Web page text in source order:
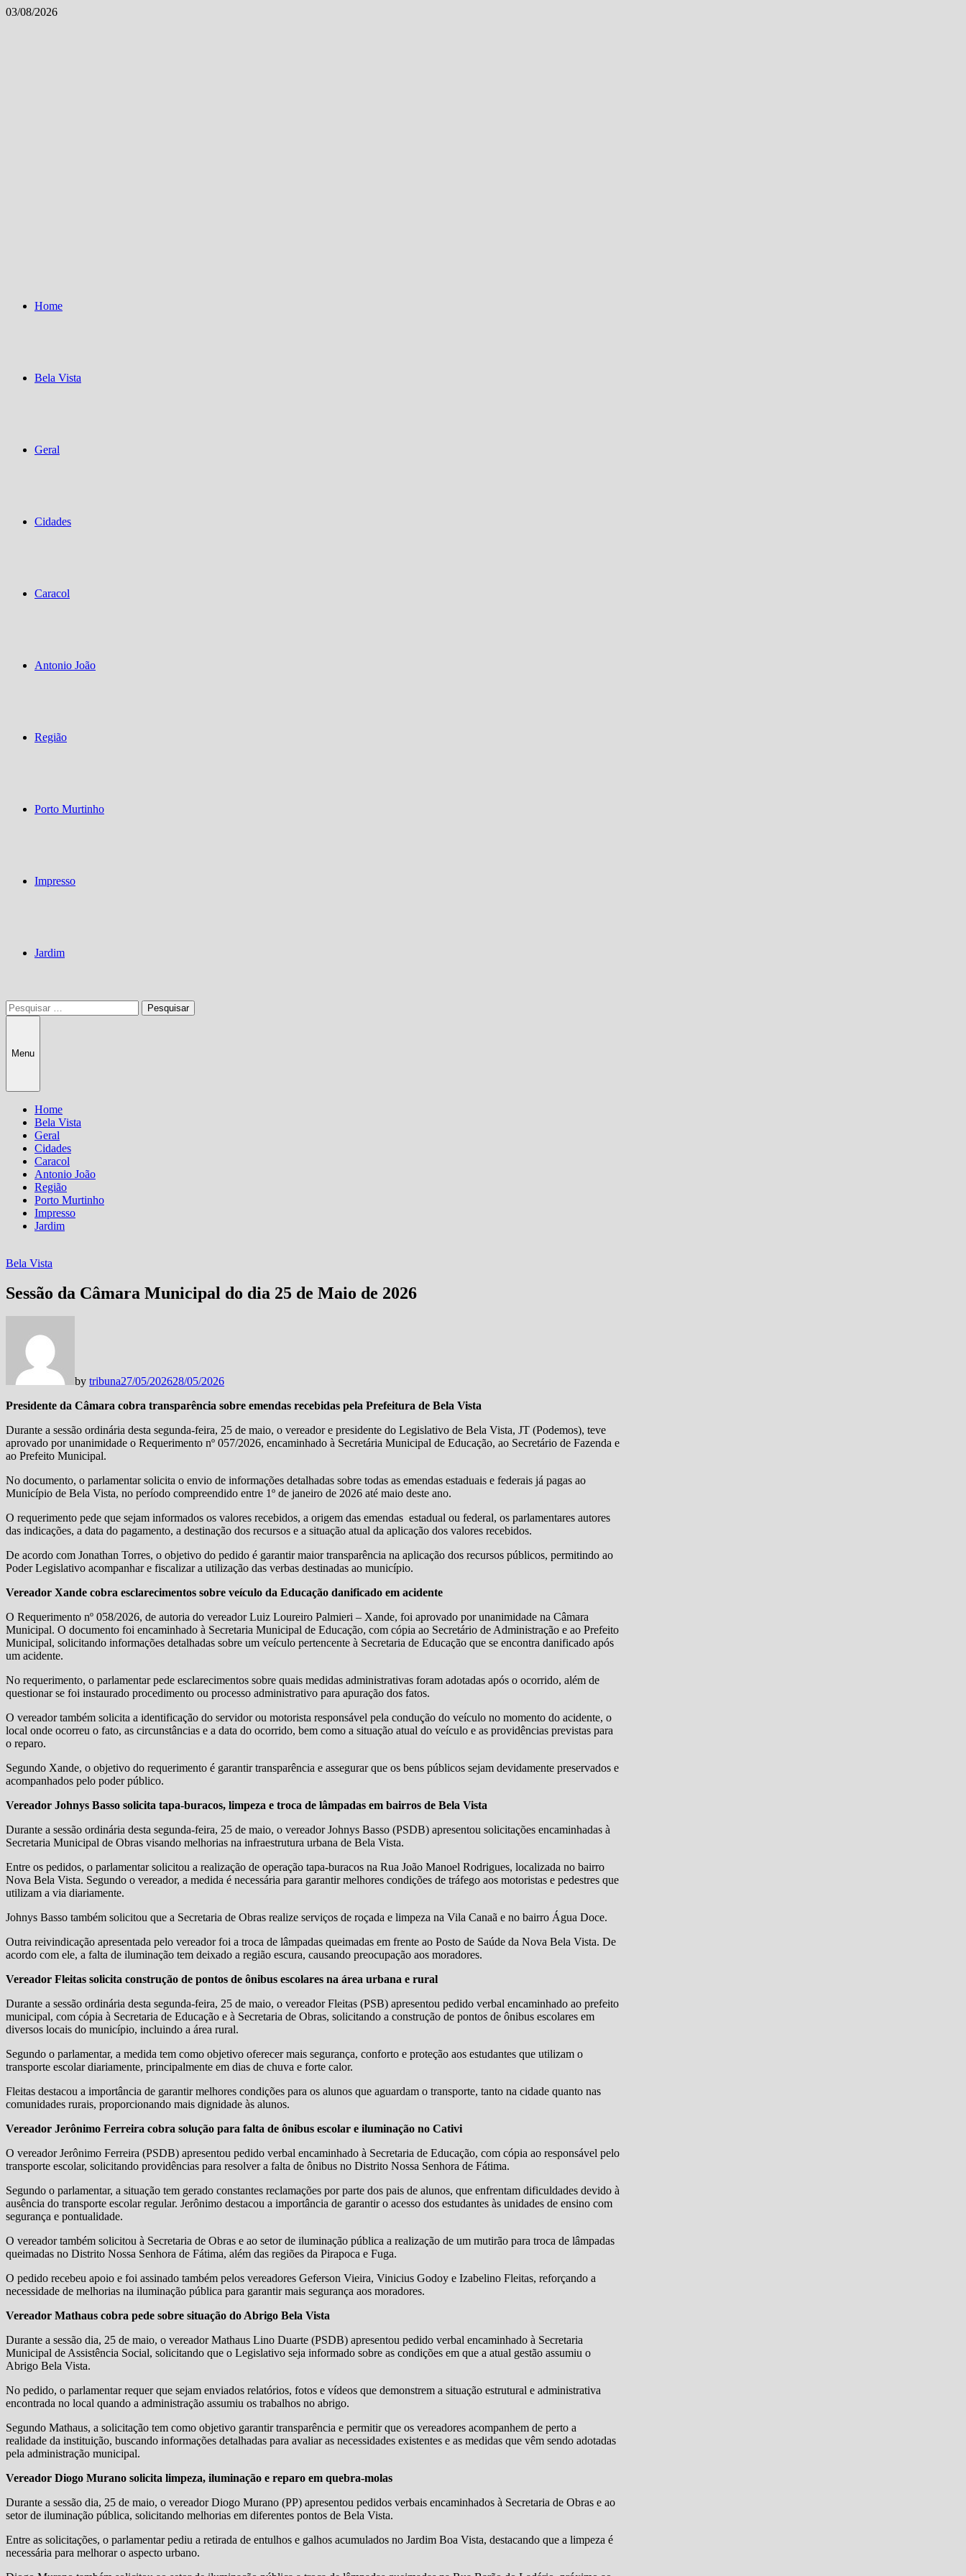
Skip
03/08/2026
Home
Bela Vista
Geral
Cidades
Caracol
Antonio João
Região
Porto Murtinho
Impresso
Jardim
Pesquisar
por:
Menu
Home
Bela Vista
Geral
Cidades
Caracol
Antonio João
Região
Porto Murtinho
Impresso
Jardim
Bela Vista
Sessão da Câmara Municipal do dia 25 de Maio de 2026
by tribuna27/05/202628/05/2026
Presidente da Câmara cobra transparência sobre emendas recebidas pela Prefeitura de Bela Vista
Durante a sessão ordinária desta segunda-feira, 25 de maio, o vereador e presidente do Legislativo de Bela Vista, JT (Podemos), teve
aprovado por unanimidade o Requerimento nº 057/2026, encaminhado à Secretária Municipal de Educação, ao Secretário de Fazenda e
ao Prefeito Municipal.
No documento, o parlamentar solicita o envio de informações detalhadas sobre todas as emendas estaduais e federais já pagas ao
Município de Bela Vista, no período compreendido entre 1º de janeiro de 2026 até maio deste ano.
O requerimento pede que sejam informados os valores recebidos, a origem das emendas estadual ou federal, os parlamentares autores
das indicações, a data do pagamento, a destinação dos recursos e a situação atual da aplicação dos valores recebidos.
De acordo com Jonathan Torres, o objetivo do pedido é garantir maior transparência na aplicação dos recursos públicos, permitindo ao
Poder Legislativo acompanhar e fiscalizar a utilização das verbas destinadas ao município.
Vereador Xande cobra esclarecimentos sobre veículo da Educação danificado em acidente
O Requerimento nº 058/2026, de autoria do vereador Luiz Loureiro Palmieri – Xande, foi aprovado por unanimidade na Câmara
Municipal. O documento foi encaminhado à Secretaria Municipal de Educação, com cópia ao Secretário de Administração e ao Prefeito
Municipal, solicitando informações detalhadas sobre um veículo pertencente à Secretaria de Educação que se encontra danificado após
um acidente.
No requerimento, o parlamentar pede esclarecimentos sobre quais medidas administrativas foram adotadas após o ocorrido, além de
questionar se foi instaurado procedimento ou processo administrativo para apuração dos fatos.
O vereador também solicita a identificação do servidor ou motorista responsável pela condução do veículo no momento do acidente, o
local onde ocorreu o fato, as circunstâncias e a data do ocorrido, bem como a situação atual do veículo e as providências previstas para
o reparo.
Segundo Xande, o objetivo do requerimento é garantir transparência e assegurar que os bens públicos sejam devidamente preservados e
acompanhados pelo poder público.
Vereador Johnys Basso solicita tapa-buracos, limpeza e troca de lâmpadas em bairros de Bela Vista
Durante a sessão ordinária desta segunda-feira, 25 de maio, o vereador Johnys Basso (PSDB) apresentou solicitações encaminhadas à
Secretaria Municipal de Obras visando melhorias na infraestrutura urbana de Bela Vista.
Entre os pedidos, o parlamentar solicitou a realização de operação tapa-buracos na Rua João Manoel Rodrigues, localizada no bairro
Nova Bela Vista. Segundo o vereador, a medida é necessária para garantir melhores condições de tráfego aos motoristas e pedestres que
utilizam a via diariamente.
Johnys Basso também solicitou que a Secretaria de Obras realize serviços de roçada e limpeza na Vila Canaã e no bairro Água Doce.
Outra reivindicação apresentada pelo vereador foi a troca de lâmpadas queimadas em frente ao Posto de Saúde da Nova Bela Vista. De
acordo com ele, a falta de iluminação tem deixado a região escura, causando preocupação aos moradores.
Vereador Fleitas solicita construção de pontos de ônibus escolares na área urbana e rural
Durante a sessão ordinária desta segunda-feira, 25 de maio, o vereador Fleitas (PSB) apresentou pedido verbal encaminhado ao prefeito
municipal, com cópia à Secretaria de Educação e à Secretaria de Obras, solicitando a construção de pontos de ônibus escolares em
diversos locais do município, incluindo a área rural.
Segundo o parlamentar, a medida tem como objetivo oferecer mais segurança, conforto e proteção aos estudantes que utilizam o
transporte escolar diariamente, principalmente em dias de chuva e forte calor.
Fleitas destacou a importância de garantir melhores condições para os alunos que aguardam o transporte, tanto na cidade quanto nas
comunidades rurais, proporcionando mais dignidade às alunos.
Vereador Jerônimo Ferreira cobra solução para falta de ônibus escolar e iluminação no Cativi
O vereador Jerônimo Ferreira (PSDB) apresentou pedido verbal encaminhado à Secretaria de Educação, com cópia ao responsável pelo
transporte escolar, solicitando providências para resolver a falta de ônibus no Distrito Nossa Senhora de Fátima.
Segundo o parlamentar, a situação tem gerado constantes reclamações por parte dos pais de alunos, que enfrentam dificuldades devido à
ausência do transporte escolar regular. Jerônimo destacou a importância de garantir o acesso dos estudantes às unidades de ensino com
segurança e pontualidade.
O vereador também solicitou à Secretaria de Obras e ao setor de iluminação pública a realização de um mutirão para troca de lâmpadas
queimadas no Distrito Nossa Senhora de Fátima, além das regiões da Pirapoca e Fuga.
O pedido recebeu apoio e foi assinado também pelos vereadores Geferson Vieira, Vinicius Godoy e Izabelino Fleitas, reforçando a
necessidade de melhorias na iluminação pública para garantir mais segurança aos moradores.
Vereador Mathaus cobra pede sobre situação do Abrigo Bela Vista
Durante a sessão dia, 25 de maio, o vereador Mathaus Lino Duarte (PSDB) apresentou pedido verbal encaminhado à Secretaria
Municipal de Assistência Social, solicitando que o Legislativo seja informado sobre as condições em que a atual gestão assumiu o
Abrigo Bela Vista.
No pedido, o parlamentar requer que sejam enviados relatórios, fotos e vídeos que demonstrem a situação estrutural e administrativa
encontrada no local quando a administração assumiu os trabalhos no abrigo.
Segundo Mathaus, a solicitação tem como objetivo garantir transparência e permitir que os vereadores acompanhem de perto a
realidade da instituição, buscando informações detalhadas para avaliar as necessidades existentes e as medidas que vêm sendo adotadas
pela administração municipal.
Vereador Diogo Murano solicita limpeza, iluminação e reparo em quebra-molas
Durante a sessão dia, 25 de maio, o vereador Diogo Murano (PP) apresentou pedidos verbais encaminhados à Secretaria de Obras e ao
setor de iluminação pública, solicitando melhorias em diferentes pontos de Bela Vista.
Entre as solicitações, o parlamentar pediu a retirada de entulhos e galhos acumulados no Jardim Boa Vista, destacando que a limpeza é
necessária para melhorar o aspecto urbano.